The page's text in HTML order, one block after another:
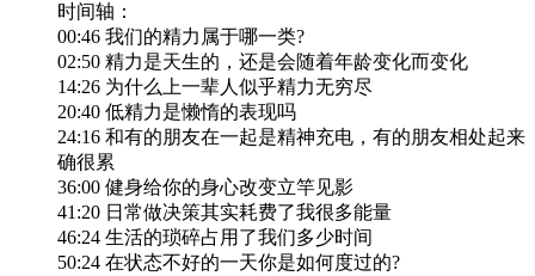
时间轴：
00:46 我们的精力属于哪一类?
02:50 精力是天生的，还是会随着年龄变化而变化
14:26 为什么上一辈人似乎精力无穷尽
20:40 低精力是懒惰的表现吗
24:16 和有的朋友在一起是精神充电，有的朋友相处起来
确很累
36:00 健身给你的身心改变立竿见影
41:20 日常做决策其实耗费了我很多能量
46:24 生活的琐碎占用了我们多少时间
50:24 在状态不好的一天你是如何度过的?